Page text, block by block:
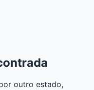
outro estado,